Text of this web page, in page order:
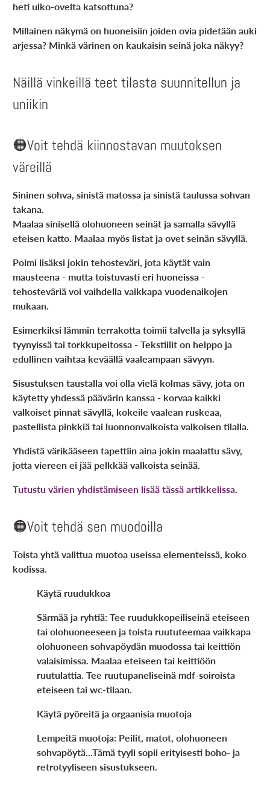
heti ulko-ovelta katsottuna?
Millainen näkymä on huoneisiin joiden ovia pidetään auki
arjessa? Minkä värinen on kaukaisin seinä joka näkyy?
Näillä vinkeillä teet tilasta suunnitellun ja
uniikin
🟠Voit tehdä kiinnostavan muutoksen
väreillä
Sininen sohva, sinistä matossa ja sinistä taulussa sohvan
takana.
Maalaa sinisellä olohuoneen seinät ja samalla sävyllä
eteisen katto. Maalaa myös listat ja ovet seinän sävyllä.
Poimi lisäksi jokin tehosteväri, jota käytät vain
mausteena - mutta toistuvasti eri huoneissa -
tehosteväriä voi vaihdella vaikkapa vuodenaikojen
mukaan.
Esimerkiksi lämmin terrakotta toimii talvella ja syksyllä
tyynyissä tai torkkupeitossa - Tekstiilit on helppo ja
edullinen vaihtaa keväällä vaaleampaan sävyyn.
Sisustuksen taustalla voi olla vielä kolmas sävy, jota on
käytetty yhdessä päävärin kanssa - korvaa kaikki
valkoiset pinnat sävyllä, kokeile vaalean ruskeaa,
pastellista pinkkiä tai luonnonvalkoista valkoisen tilalla.
Yhdistä värikääseen tapettiin aina jokin maalattu sävy,
jotta viereen ei jää pelkkää valkoista seinää.
Tutustu värien yhdistämiseen lisää tässä artikkelissa.
🟠Voit tehdä sen muodoilla
Toista yhtä valittua muotoa useissa elementeissä, koko
kodissa.
Käytä ruudukkoa
Särmää ja ryhtiä: Tee ruudukkopeiliseinä eteiseen
tai olohuoneeseen ja toista ruututeemaa vaikkapa
olohuoneen sohvapöydän muodossa tai keittiön
valaisimissa. Maalaa eteiseen tai keittiöön
ruutulattia. Tee ruutupaneliseinä mdf-soiroista
eteiseen tai wc-tilaan.
Käytä pyöreitä ja orgaanisia muotoja
Lempeitä muotoja: Peilit, matot, olohuoneen
sohvapöytä...Tämä tyyli sopii erityisesti boho- ja
retrotyyliseen sisustukseen.